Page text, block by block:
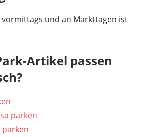
vormittags und an Markttagen ist
Artikel passen
parken
parken